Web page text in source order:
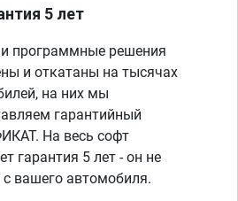
5 лет
программные решения
и откатаны на тысячах
на них мы
гарантийный
На весь софт
гарантия 5 лет - он не
с вашего автомобиля.